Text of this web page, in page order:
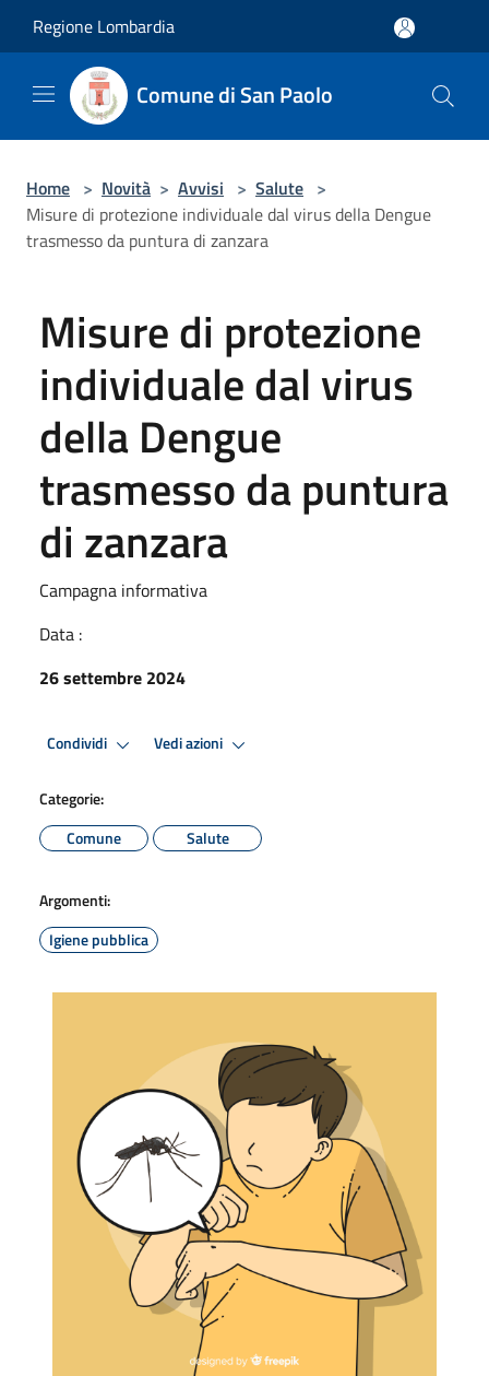
Regione Lombardia
Comune di San Paolo
Home > Novità > Avvisi > Salute >
Misure di protezione individuale dal virus della Dengue
trasmesso da puntura di zanzara
Misure di protezione
individuale dal virus
della Dengue
trasmesso da puntura
di zanzara
Campagna informativa
Data :
26 settembre 2024
Condividi Vedi azioni
Categorie:
Comune
Salute
Argomenti:
Igiene pubblica